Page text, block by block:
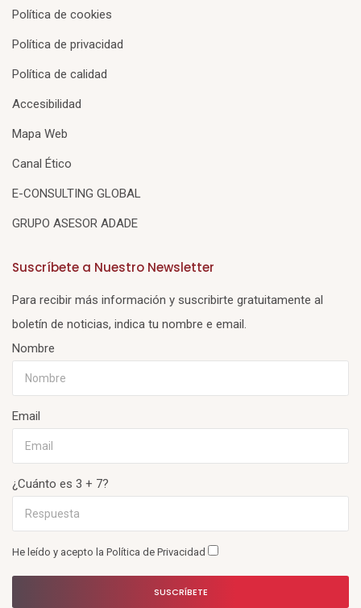
Política de cookies
Política de privacidad
Política de calidad
Accesibilidad
Mapa Web
Canal Ético
E-CONSULTING GLOBAL
GRUPO ASESOR ADADE
Suscríbete a Nuestro Newsletter
Para recibir más información y suscribirte gratuitamente al
boletín de noticias, indica tu nombre e email.
Nombre
Email
¿Cuánto es 3 + 7?
He leído y acepto la Política de Privacidad
SUSCRÍBETE